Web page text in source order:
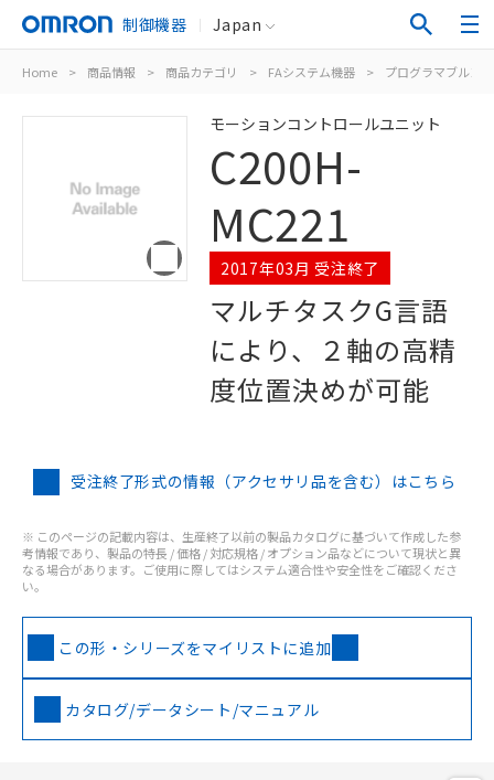
制御機器 Japan
Home > 商品情報 > 商品カテゴリ > FAシステム機器 > プログラマブルコ
モーションコントロールユニット
C200H-
MC221
2017年03月 受注終了
マルチタスクG言語
により、２軸の高精
度位置決めが可能
受注終了形式の情報（アクセサリ品を含む）はこちら
※ このページの記載内容は、生産終了以前の製品カタログに基づいて作成した参
考情報であり、製品の特長 / 価格 / 対応規格 / オプション品などについて現状と異
なる場合があります。ご使用に際してはシステム適合性や安全性をご確認くださ
い。
この形・シリーズをマイリストに追加
カタログ/データシート/マニュアル